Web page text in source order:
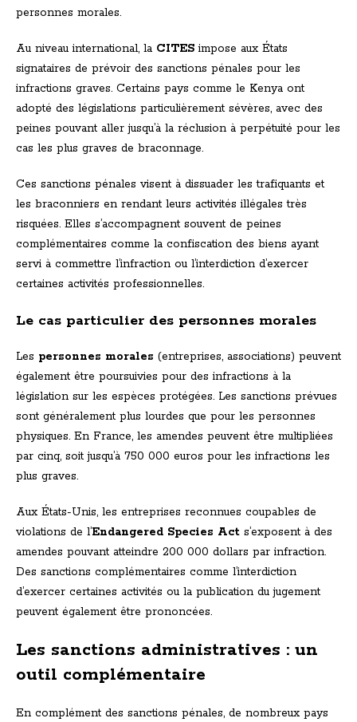
personnes morales.
Au niveau international, la CITES impose aux États
signataires de prévoir des sanctions pénales pour les
infractions graves. Certains pays comme le Kenya ont
adopté des législations particulièrement sévères, avec des
peines pouvant aller jusqu’à la réclusion à perpétuité pour les
cas les plus graves de braconnage.
Ces sanctions pénales visent à dissuader les trafiquants et
les braconniers en rendant leurs activités illégales très
risquées. Elles s’accompagnent souvent de peines
complémentaires comme la confiscation des biens ayant
servi à commettre l’infraction ou l’interdiction d’exercer
certaines activités professionnelles.
Le cas particulier des personnes morales
Les personnes morales (entreprises, associations) peuvent
également être poursuivies pour des infractions à la
législation sur les espèces protégées. Les sanctions prévues
sont généralement plus lourdes que pour les personnes
physiques. En France, les amendes peuvent être multipliées
par cinq, soit jusqu’à 750 000 euros pour les infractions les
plus graves.
Aux États-Unis, les entreprises reconnues coupables de
violations de l’Endangered Species Act s’exposent à des
amendes pouvant atteindre 200 000 dollars par infraction.
Des sanctions complémentaires comme l’interdiction
d’exercer certaines activités ou la publication du jugement
peuvent également être prononcées.
Les sanctions administratives : un
outil complémentaire
En complément des sanctions pénales, de nombreux pays